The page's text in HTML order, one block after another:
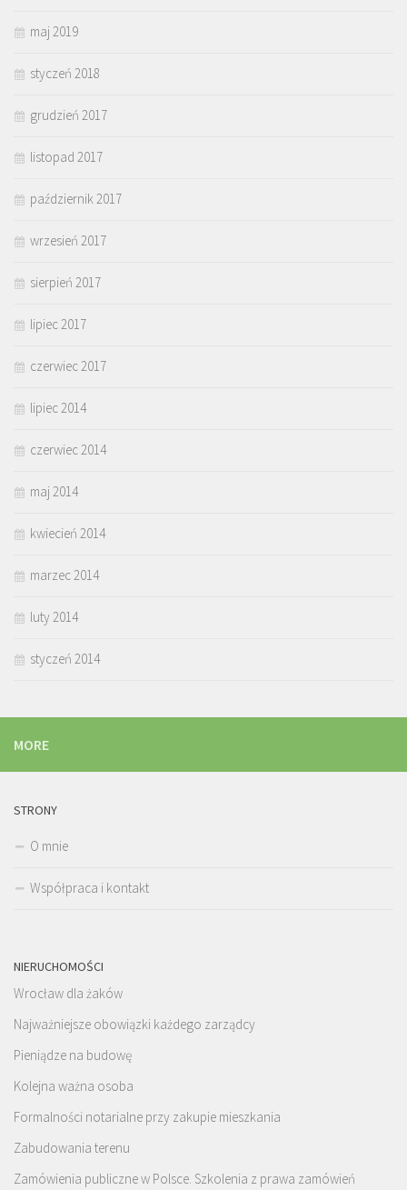
maj 2019
styczeń 2018
grudzień 2017
listopad 2017
październik 2017
wrzesień 2017
sierpień 2017
lipiec 2017
czerwiec 2017
lipiec 2014
czerwiec 2014
maj 2014
kwiecień 2014
marzec 2014
luty 2014
styczeń 2014
MORE
STRONY
O mnie
Współpraca i kontakt
NIERUCHOMOŚCI
Wrocław dla żaków
Najważniejsze obowiązki każdego zarządcy
Pieniądze na budowę
Kolejna ważna osoba
Formalności notarialne przy zakupie mieszkania
Zabudowania terenu
Zamówienia publiczne w Polsce. Szkolenia z prawa zamówień